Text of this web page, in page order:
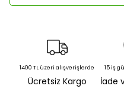
1400 TL üzeri alışverişlerde
Ücretsiz Kargo
15 iş
İade